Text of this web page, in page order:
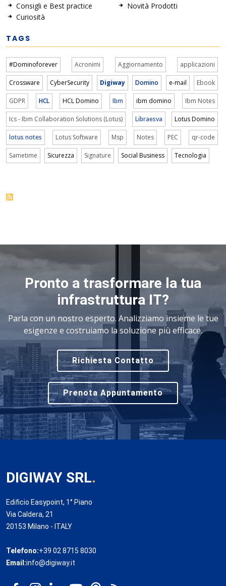
Consigli e Best practice
Curiosità
Novità Prodotti
TAGS
#Dominoforever Acronimi Aggiornamento applicazioni
Crossware CyberSecurity Digiway Domino e-mail Ebook
GDPR HCL HCL Domino Ibm ibm domino Ibm Notes
Ics - Ibm Collaboration Solutions (Lotus) Libraesva Lotus Domino
lotus notes Lotus Software Msp Notes PEC qr-code
Sametime Sicurezza Signature Social Business Tecnologia
Pronto a trasformare la tua
infrastruttura IT?
Parla con un nostro esperto. Analizziamo insieme le tue
esigenze e costruiamo la soluzione più efficace.
Richiesta Contatto
Prenota Appuntamento
DIGIWAY SRL.
Edificio Easypoint, 1° Piano
Via Caldera, 21
20153 Milano - ITALY
Telefono:+39 02 8715 8030
Email:info@digiway.it